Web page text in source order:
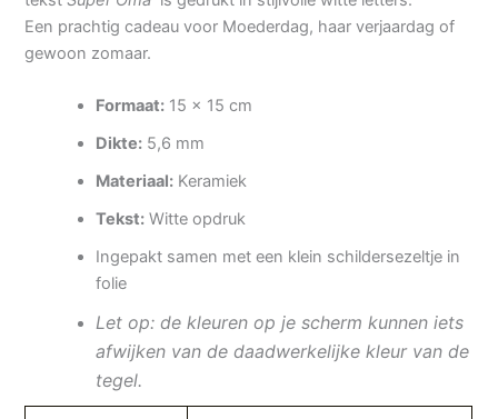
Een prachtig cadeau voor Moederdag, haar verjaardag of
gewoon zomaar.
Formaat: 15 x 15 cm
Dikte: 5,6 mm
Materiaal: Keramiek
Tekst: Witte opdruk
Ingepakt samen met een klein schildersezeltje in
folie
Let op: de kleuren op je scherm kunnen iets
afwijken van de daadwerkelijke kleur van de
tegel.